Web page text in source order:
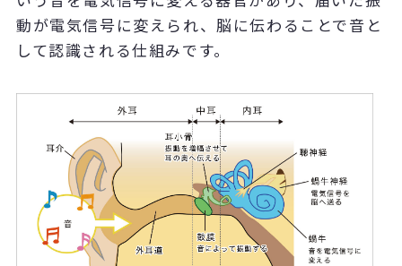
動が電気信号に変えられ、脳に伝わることで音と
して認識される仕組みです。